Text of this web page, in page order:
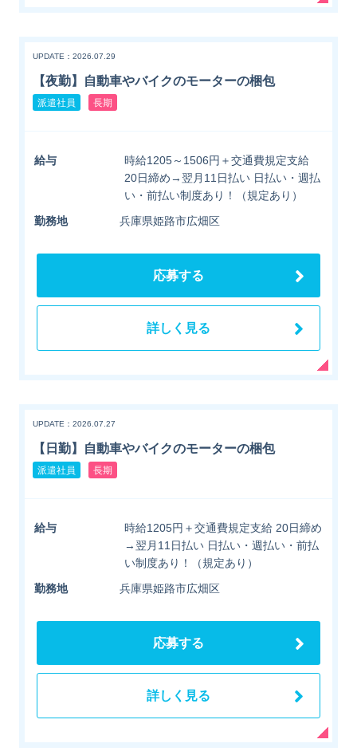
UPDATE：2026.07.29
【夜勤】自動車やバイクのモーターの梱包
派遣社員 長期
給与
時給1205～1506円＋交通費規定支給
20日締め→翌月11日払い 日払い・週払
い・前払い制度あり！（規定あり）
勤務地
兵庫県姫路市広畑区
応募する
詳しく見る
UPDATE：2026.07.27
【日勤】自動車やバイクのモーターの梱包
派遣社員 長期
給与
時給1205円＋交通費規定支給 20日締め
→翌月11日払い 日払い・週払い・前払
い制度あり！（規定あり）
勤務地
兵庫県姫路市広畑区
応募する
詳しく見る